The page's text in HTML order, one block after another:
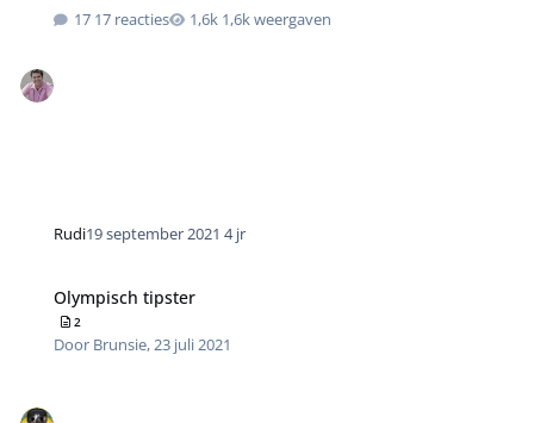
17 reacties 1,6k weergaven
Rudi19 september 2021 4 jr
Olympisch tipster
2
Door Brunsie,23 juli 2021